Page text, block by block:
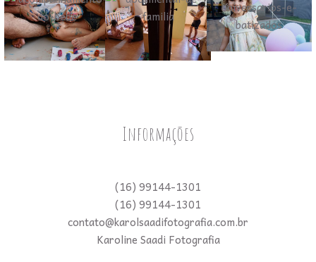
Informações
(16) 99144-1301
(16) 99144-1301
contato@karolsaadifotografia.com.br
Karoline Saadi Fotografia